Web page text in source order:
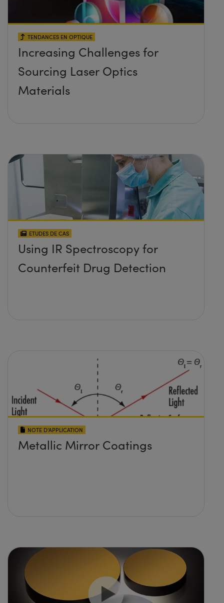
TENDANCES EN OPTIQUE
Increasing Challenges for
Sourcing Laser Optics
Materials
ETUDES DE CAS
Using IR Spectroscopy for
Counterfeit Drug Detection
NOTE D’APPLICATION
Metallic Mirror Coatings